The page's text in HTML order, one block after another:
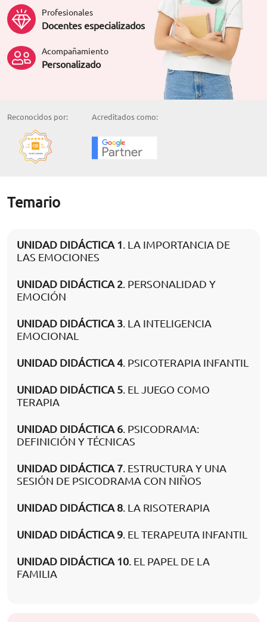
Profesionales
Docentes especializados
Acompañamiento
Personalizado
Reconocidos por: Acreditados como:
Temario
UNIDAD DIDÁCTICA 1. LA IMPORTANCIA DE
LAS EMOCIONES
UNIDAD DIDÁCTICA 2. PERSONALIDAD Y
EMOCIÓN
UNIDAD DIDÁCTICA 3. LA INTELIGENCIA
EMOCIONAL
UNIDAD DIDÁCTICA 4. PSICOTERAPIA INFANTIL
UNIDAD DIDÁCTICA 5. EL JUEGO COMO
TERAPIA
UNIDAD DIDÁCTICA 6. PSICODRAMA:
DEFINICIÓN Y TÉCNICAS
UNIDAD DIDÁCTICA 7. ESTRUCTURA Y UNA
SESIÓN DE PSICODRAMA CON NIÑOS
UNIDAD DIDÁCTICA 8. LA RISOTERAPIA
UNIDAD DIDÁCTICA 9. EL TERAPEUTA INFANTIL
UNIDAD DIDÁCTICA 10. EL PAPEL DE LA
FAMILIA